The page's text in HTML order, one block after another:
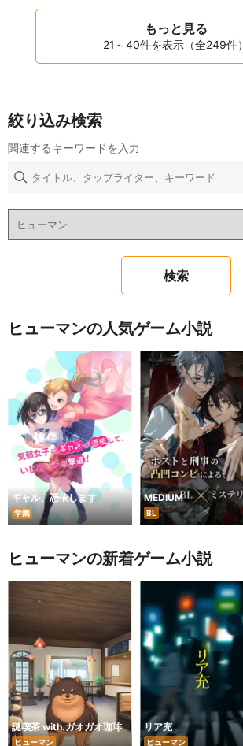
もっと見る
21～40件を表示（全249件）
絞り込み検索
関連するキーワードを入力
ヒューマンの人気ゲーム小説
ギャル、憑依します
学園
MEDIUM
BL
ヒューマンの新着ゲーム小説
謎喫茶 with.ガオガオ珈琲
ヒューマン
リア充
ヒューマン